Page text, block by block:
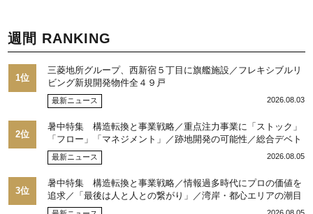
週間 RANKING
1位
三菱地所グループ、西新宿５丁目に旗艦施設／フレキシブルリ
ビング新規開発物件全４９戸
最新ニュース 2026.08.03
2位
暑中特集 構造転換と事業戦略／重点注力事業に「ストック」
「フロー」「マネジメント」／跡地開発の可能性／総合デベト
ップ10目標に／自社ブランド構築へ体制整備／日本郵政不動産
／池田 明社長に聞く
最新ニュース 2026.08.05
3位
暑中特集 構造転換と事業戦略／情報過多時代にプロの価値を
追求／「最後は人と人との繋がり」／湾岸・都心エリアの潮目
を注視／“リパーク”次世代展開／三井不動産リアルティ／児玉